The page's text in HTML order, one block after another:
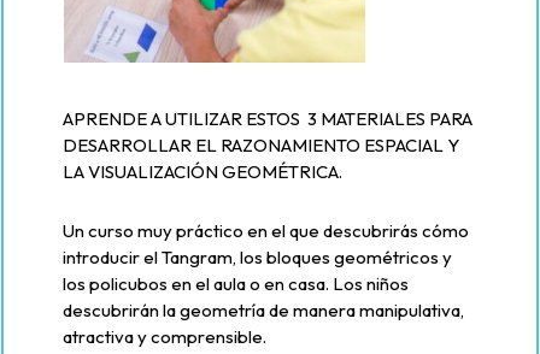
APRENDE A UTILIZAR ESTOS 3 MATERIALES PARA
DESARROLLAR EL RAZONAMIENTO ESPACIAL Y
LA VISUALIZACIÓN GEOMÉTRICA.
Un curso muy práctico en el que descubrirás cómo
introducir el Tangram, los bloques geométricos y
los policubos en el aula o en casa. Los niños
descubrirán la geometría de manera manipulativa,
atractiva y comprensible.